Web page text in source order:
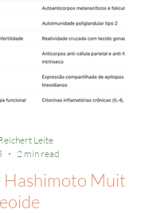
em roxo na penúltima l
Muito
Leite
2 min read